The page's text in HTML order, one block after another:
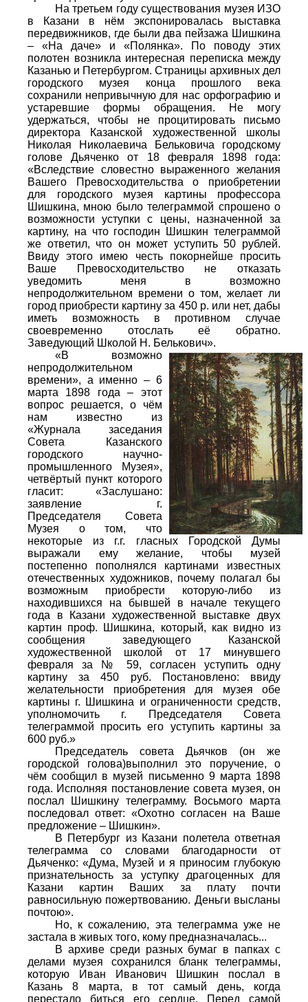
На третьем году существования музея ИЗО
в Казани в нём экспонировалась выставка
передвижников, где были два пейзажа Шишкина
– «На даче» и «Полянка». По поводу этих
полотен возникла интересная переписка между
Казанью и Петербургом. Страницы архивных дел
городского музея конца прошлого века
сохранили непривычную для нас орфографию и
устаревшие формы обращения. Не могу
удержаться, чтобы не процитировать письмо
директора Казанской художественной школы
Николая Николаевича Бельковича городскому
голове Дьяченко от 18 февраля 1898 года:
«Вследствие словестно выраженного желания
Вашего Превосходительства о приобретении
для городского музея картины профессора
Шишкина, мною было телеграммой спрошено о
возможности уступки с цены, назначенной за
картину, на что господин Шишкин телеграммой
же ответил, что он может уступить 50 рублей.
Ввиду этого имею честь покорнейше просить
Ваше Превосходительство не отказать
уведомить меня в возможно
непродолжительном времени о том, желает ли
город приобрести картину за 450 р. или нет, дабы
иметь возможность в противном случае
своевременно отослать её обратно.
Заведующий Школой Н. Белькович».
«В возможно
непродолжительном
времени», а именно – 6
марта 1898 года – этот
вопрос решается, о чём
нам известно из
«Журнала заседания
Совета Казанского
городского научно-
промышленного Музея»,
четвёртый пункт которого
гласит: «Заслушано:
заявление г.
Председателя Совета
Музея о том, что
некоторые из г.г. гласных Городской Думы
выражали ему желание, чтобы музей
постепенно пополнялся картинами известных
отечественных художников, почему полагал бы
возможным приобрести которую-либо из
находившихся на бывшей в начале текущего
года в Казани художественной выставке двух
картин проф. Шишкина, который, как видно из
сообщения заведующего Казанской
художественной школой от 17 минувшего
февраля за № 59, согласен уступить одну
картину за 450 руб. Постановлено: ввиду
желательности приобретения для музея обе
картины г. Шишкина и ограниченности средств,
уполномочить г. Председателя Совета
телеграммой просить его уступить картины за
600 руб.»
Председатель совета Дьячков (он же
городской голова)выполнил это поручение, о
чём сообщил в музей письменно 9 марта 1898
года. Исполняя постановление совета музея, он
послал Шишкину телеграмму. Восьмого марта
последовал ответ: «Охотно согласен на Ваше
предложение – Шишкин».
В Петербург из Казани полетела ответная
телеграмма со словами благодарности от
Дьяченко: «Дума, Музей и я приносим глубокую
признательность за уступку драгоценных для
Казани картин Ваших за плату почти
равносильную пожертвованию. Деньги высланы
почтою».
Но, к сожалению, эта телеграмма уже не
застала в живых того, кому предназначалась...
В архиве среди разных бумаг в папках с
делами музея сохранился бланк телеграммы,
которую Иван Иванович Шишкин послал в
Казань 8 марта, в тот самый день, когда
перестало биться его сердце. Перед самой